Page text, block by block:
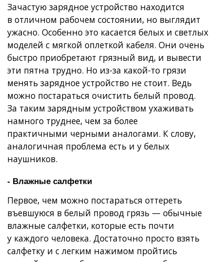
Зачастую зарядное устройство находится
в отличном рабочем состоянии, но выглядит
ужасно. Особенно это касается белых и светлых
моделей с мягкой оплеткой кабеля. Они очень
быстро приобретают грязный вид, и вывести
эти пятна трудно. Но из-за какой-то грязи
менять зарядное устройство не стоит. Ведь
можно постараться очистить белый провод.
За таким зарядным устройством ухаживать
намного труднее, чем за более
практичными черными аналогами. К слову,
аналогичная проблема есть и у белых
наушников.
- Влажные салфетки
Первое, чем можно постараться оттереть
въевшуюся в белый провод грязь — обычные
влажные салфетки, которые есть почти
у каждого человека. Достаточно просто взять
салфетку и с легким нажимом пройтись